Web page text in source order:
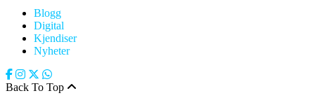
Blogg
Digital
Kjendiser
Nyheter
Back To Top